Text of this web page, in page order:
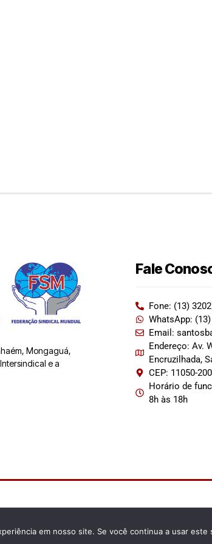
Mongaguá,
e a
Fale
Fone: (13)
WhatsApp:
Email:
Endereço: Av.
Encruzilhada,
CEP: 11050-200
Horário de
8h às 18h
em nosso site. Se você continua a usar